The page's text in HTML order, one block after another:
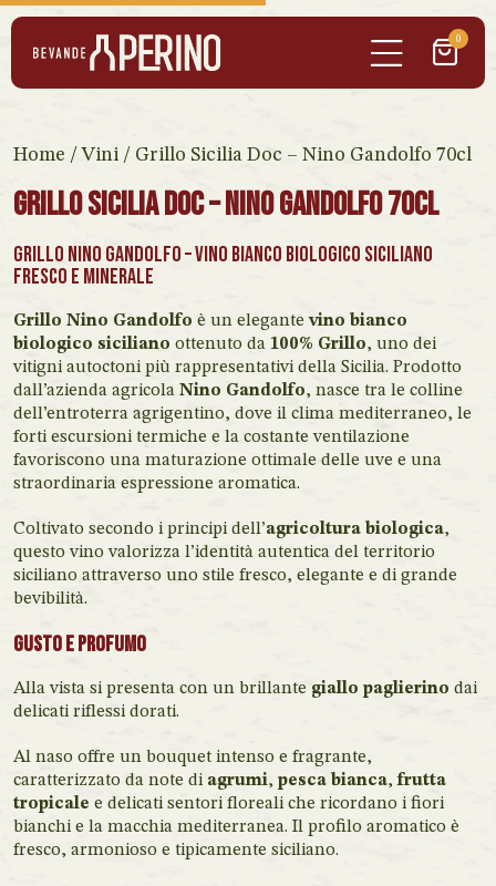
0
Home /Vini / Grillo Sicilia Doc – Nino Gandolfo 70cl
Grillo Sicilia Doc – Nino Gandolfo 70cl
Grillo Nino Gandolfo – Vino bianco biologico siciliano
fresco e minerale
Grillo Nino Gandolfo è un elegantevino bianco
biologico siciliano ottenuto da 100% Grillo, uno dei
vitigni autoctoni più rappresentativi della Sicilia. Prodotto
dall’azienda agricola Nino Gandolfo, nasce tra le colline
dell’entroterra agrigentino, dove il clima mediterraneo, le
forti escursioni termiche e la costante ventilazione
favoriscono una maturazione ottimale delle uve e una
straordinaria espressione aromatica.
Coltivato secondo i principi dell’agricoltura biologica,
questo vino valorizza l’identità autentica del territorio
siciliano attraverso uno stile fresco, elegante e di grande
bevibilità.
Gusto e Profumo
Alla vista si presenta con un brillante giallo paglierino dai
delicati riflessi dorati.
Al naso offre un bouquet intenso e fragrante,
caratterizzato da note di agrumi, pesca bianca,frutta
tropicale e delicati sentori floreali che ricordano i fiori
bianchi e la macchia mediterranea. Il profilo aromatico è
fresco, armonioso e tipicamente siciliano.